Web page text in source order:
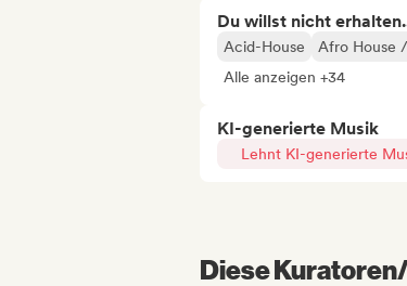
Du willst nicht
Acid-House Afro House
Alle anzeigen +34
KI-generierte Musik
Lehnt KI-generierte
Diese